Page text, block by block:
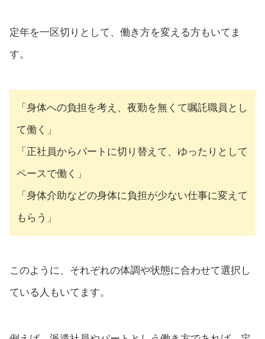
定年を一区切りとして、働き方を変える方もいてま
す。
「身体への負担を考え、夜勤を無くて嘱託職員とし
て働く」
「正社員からパートに切り替えて、ゆったりとして
ペースで働く」
「身体介助などの身体に負担が少ない仕事に変えて
もらう」
このように、それぞれの体調や状態に合わせて選択し
ている人もいてます。